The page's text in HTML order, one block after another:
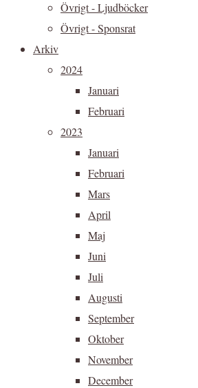
Övrigt - Ljudböcker
Övrigt - Sponsrat
Arkiv
2024
Januari
Februari
2023
Januari
Februari
Mars
April
Maj
Juni
Juli
Augusti
September
Oktober
November
December